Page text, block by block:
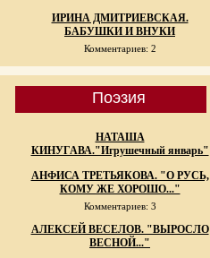
ИРИНА ДМИТРИЕВСКАЯ.
БАБУШКИ И ВНУКИ
Комментариев: 2
Поэзия
НАТАША
КИНУГАВА."Игрушечный январь"
АНФИСА ТРЕТЬЯКОВА. "О РУСЬ,
КОМУ ЖЕ ХОРОШО..."
Комментариев: 3
АЛЕКСЕЙ ВЕСЕЛОВ. "ВЫРОСЛО
ВЕСНОЙ..."